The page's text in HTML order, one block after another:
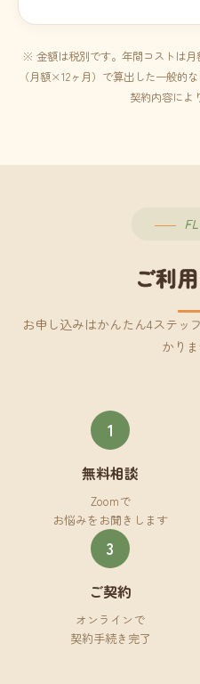
※ 金額は税別です。年間コストは
（月額×12ヶ月）で算出した一般的
契約内容によ
ご利
お申し込みはかんたん4ステッ
かりま
1
無料相談
Zoomで
お悩みをお聞きします
3
ご契約
オンラインで
契約手続き完了